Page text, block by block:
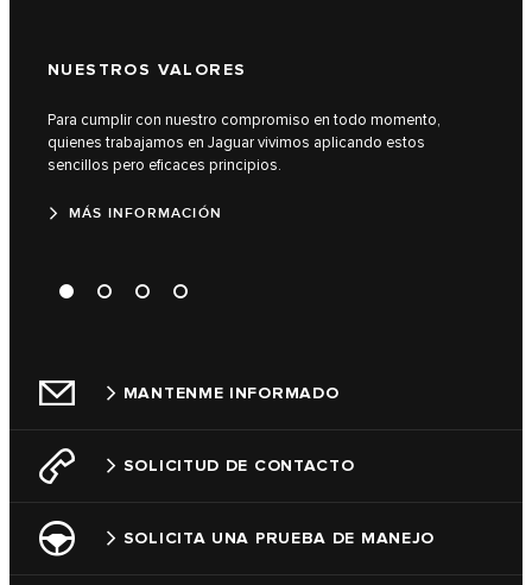
NUESTROS VALORES
Para cumplir con nuestro compromiso en todo momento,
quienes trabajamos en Jaguar vivimos aplicando estos
sencillos pero eficaces principios.
MÁS INFORMACIÓN
MANTENME INFORMADO
SOLICITUD DE CONTACTO
SOLICITA UNA PRUEBA DE MANEJO